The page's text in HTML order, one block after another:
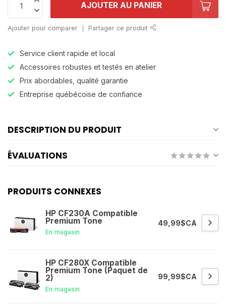
AJOUTER AU PANIER
Ajouter pour comparer Partager ce produit
Service client rapide et local
Accessoires robustes et testés en atelier
Prix abordables, qualité garantie
Entreprise québécoise de confiance
DESCRIPTION DU PRODUIT
ÉVALUATIONS
PRODUITS CONNEXES
HP CF230A Compatible
Premium Tone
En magasin
49,99$CA
HP CF280X Compatible
Premium Tone (Paquet de
2)
En magasin
99,99$CA